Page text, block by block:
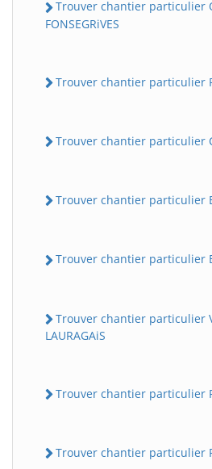
Trouver chantier particulier
FONSEGRiVES
Trouver chantier particulier
Trouver chantier particulier
Trouver chantier particulier
Trouver chantier particulier
Trouver chantier particulier
LAURAGAiS
Trouver chantier particulier
Trouver chantier particulier